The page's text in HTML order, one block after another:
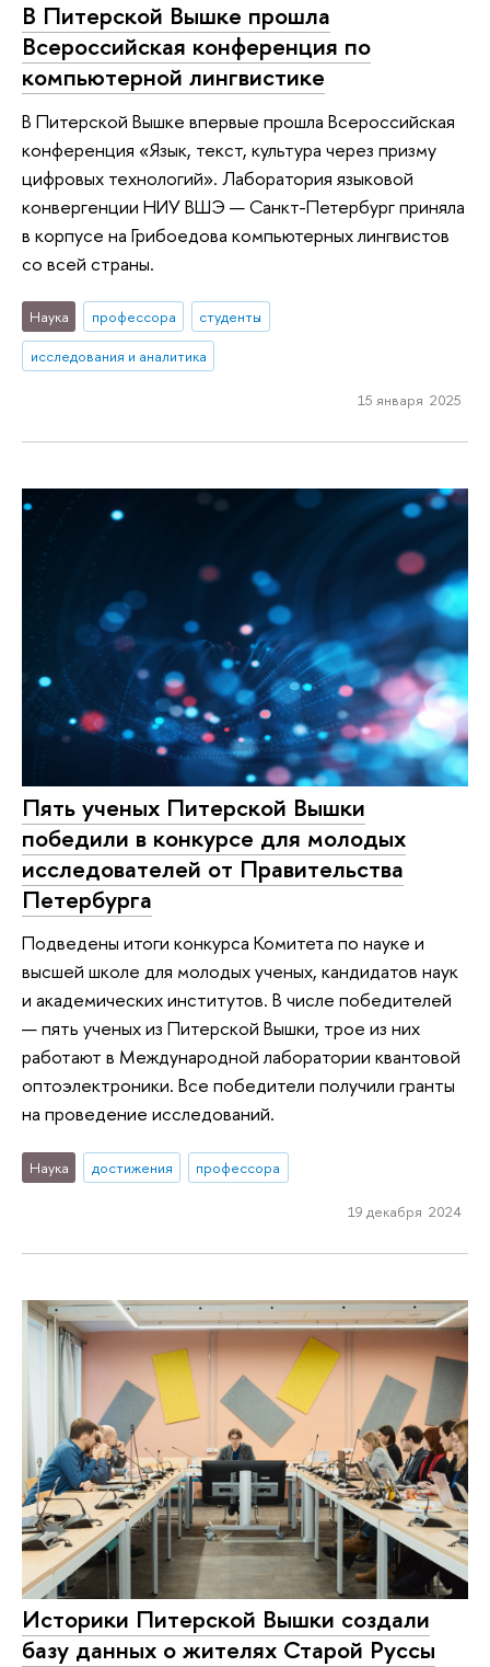
В Питерской Вышке прошла
Всероссийская конференция по
компьютерной лингвистике
В Питерской Вышке впервые прошла Всероссийская
конференция «Язык, текст, культура через призму
цифровых технологий». Лаборатория языковой
конвергенции НИУ ВШЭ — Санкт-Петербург приняла
в корпусе на Грибоедова компьютерных лингвистов
со всей страны.
Наука профессора
студенты
исследования и аналитика
15 января 2025
Пять ученых Питерской Вышки
победили в конкурсе для молодых
исследователей от Правительства
Петербурга
Подведены итоги конкурса Комитета по науке и
высшей школе для молодых ученых, кандидатов наук
и академических институтов. В числе победителей
— пять ученых из Питерской Вышки, трое из них
работают в Международной лаборатории квантовой
оптоэлектроники. Все победители получили гранты
на проведение исследований.
Наука достижения профессора
19 декабря 2024
Историки Питерской Вышки создали
базу данных о жителях Старой Руссы